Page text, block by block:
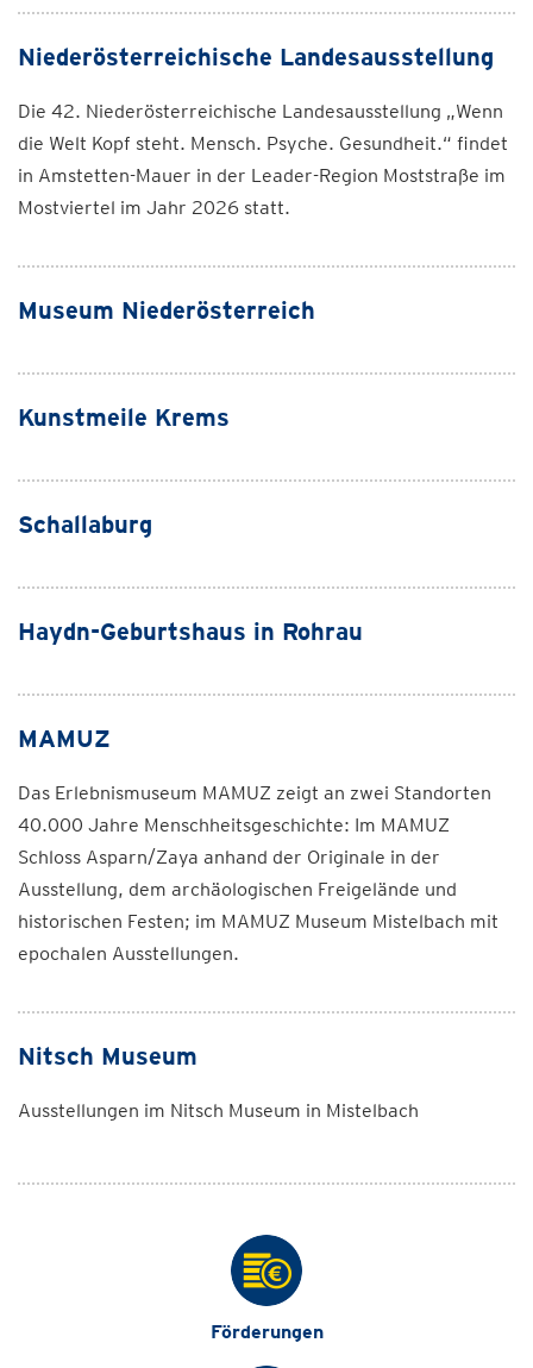
Niederösterreichische Landesausstellung
Die 42. Niederösterreichische Landesausstellung „Wenn
die Welt Kopf steht. Mensch. Psyche. Gesundheit.“ findet
in Amstetten-Mauer in der Leader-Region Moststraße im
Mostviertel im Jahr 2026 statt.
Museum Niederösterreich
Kunstmeile Krems
Schallaburg
Haydn-Geburtshaus in Rohrau
MAMUZ
Das Erlebnismuseum MAMUZ zeigt an zwei Standorten
40.000 Jahre Menschheitsgeschichte: Im MAMUZ
Schloss Asparn/Zaya anhand der Originale in der
Ausstellung, dem archäologischen Freigelände und
historischen Festen; im MAMUZ Museum Mistelbach mit
epochalen Ausstellungen.
Nitsch Museum
Ausstellungen im Nitsch Museum in Mistelbach
Förderungen